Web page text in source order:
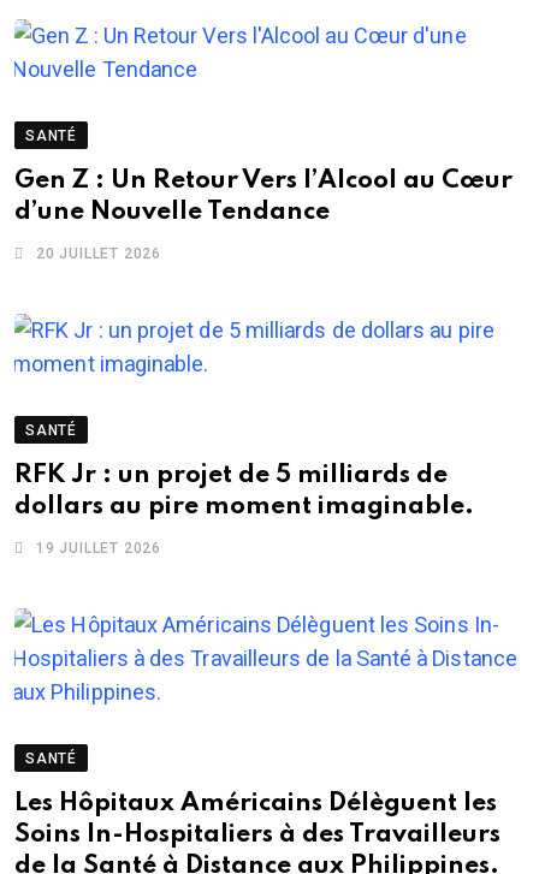
SANTÉ
Gen Z : Un Retour Vers l’Alcool au Cœur
d’une Nouvelle Tendance
20 JUILLET 2026
SANTÉ
RFK Jr : un projet de 5 milliards de
dollars au pire moment imaginable.
19 JUILLET 2026
SANTÉ
Les Hôpitaux Américains Délèguent les
Soins In-Hospitaliers à des Travailleurs
de la Santé à Distance aux Philippines.